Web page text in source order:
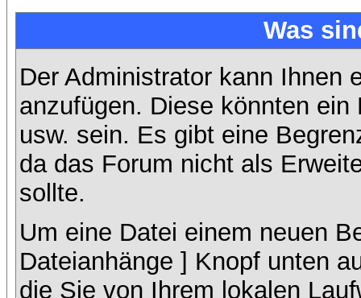
Was
Der Administrator kann Ihnen
anzufügen. Diese könnten
usw. sein. Es gibt eine
da das Forum nicht als
sollte.
Um eine Datei einem neuen
Dateianhänge ] Knopf unten
die Sie von Ihrem lokalen